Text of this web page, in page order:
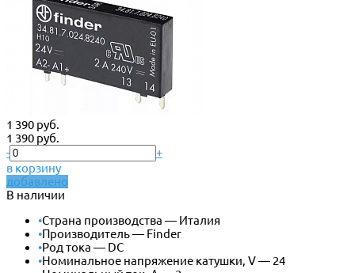
1 390 руб.
1 390 руб.
-
+
в корзину
добавлено
В наличии
•Страна производства — Италия
•Производитель — Finder
•Род тока — DC
•Номинальное напряжение катушки, V — 24